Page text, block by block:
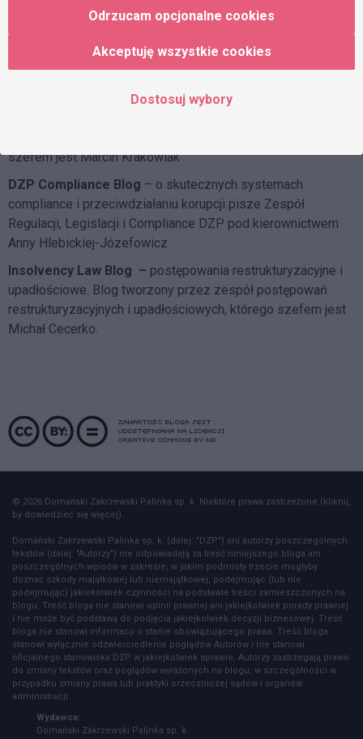
Ubezpieczeń Społecznych, którą kierują Bogusław Kapłon i
Agata Mierzwa
– podatki w komentarzach i opiniach. Blog pisany
przez Praktykę Podatkową, którą kierują Joanna Wierzejska i
szefem jest Marcin Krakowiak
DZP Compliance Blog – o skutecznych systemach
compliance i przeciwdziałaniu korupcji pisze Zespół
Regulacji, Legislacji i Compliance DZP pod kierownictwem
Anny Hlebickiej-Józefowicz
Insolvency Law Blog – postępowania restrukturyzacyjne i
upadłościowe. Blog tworzony przez zespół postępowań
restrukturyzacyjnych i upadłościowych, którego szefem jest
Michał Cecerko.
© 2026 Domański Zakrzewski Palinka sp. k. Niektóre prawa zastrzeżone (kliknij,
by dowiedzieć się więcej).
Domański Zakrzewski Palinka sp. k. (dalej: "DZP") ani autorzy poszczególnych
tekstów (dalej: "Autorzy") nie odpowiadają za treść niniejszego bloga ani
poszczególnych wpisów w zakresie, w jakim podmioty trzecie mogłyby
doznać szkody majątkowej lub niemajątkowej, podejmując (lub nie
podejmując) jakiekolwiek czynności na podstawie treści zamieszczonych na
blogu. Treść bloga nie stanowi opinii prawnej ani jakiejkolwiek porady prawnej
i nie może być podstawą do podjęcia jakiejkolwiek decyzji biznesowej. Treść
bloga nie stanowi informacji o stanie obowiązującego prawa. Treść bloga
stanowi wyłącznie odzwierciedlenie poglądów Autorów i nie stanowi
oficjalnego stanowiska DZP w jakiejkolwiek sprawie. Autorzy zastrzegają prawo
do zmiany tekstów oraz poglądów wyrażonych na blogu, w szczególności w
przypadku zmiany prawa lub praktyki orzeczniczej sądów i organów
administracji.
Wydawca:
Domański Zakrzewski Palinka sp. k.
Odrzucam opcjonalne cookies
Akceptuję wszystkie cookies
Dostosuj wybory